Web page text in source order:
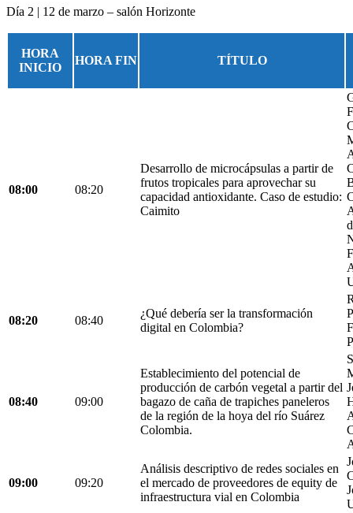
Día 2 | 12 de marzo – salón Horizonte
HORA
INICIO
HORA FIN TÍTULO
08:00 08:20
Desarrollo de microcápsulas a partir de
frutos tropicales para aprovechar su
capacidad antioxidante. Caso de estudio:
Caimito
08:20 08:40
¿Qué debería ser la transformación
digital en Colombia?
08:40 09:00
Establecimiento del potencial de
producción de carbón vegetal a partir del
bagazo de caña de trapiches paneleros
de la región de la hoya del río Suárez
Colombia.
09:00 09:20
Análisis descriptivo de redes sociales en
el mercado de proveedores de equity de
infraestructura vial en Colombia